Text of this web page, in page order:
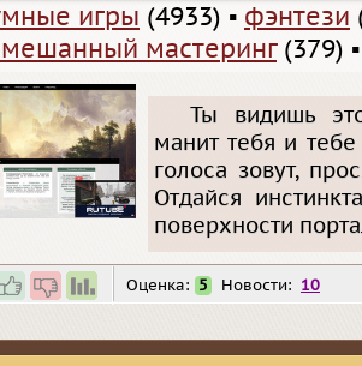
игры (4933) ▪ фэнтези
мастеринг(379)
Ты видишь
манит тебя и
голоса зовут,
Отдайся
поверхности
Оценка: 5 Новости: 10